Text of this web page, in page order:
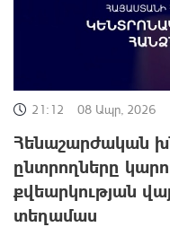
21:12 08 Ապր, 2026
Հենաշարժական
ընտրողները
քվեարկության
տեղամաս